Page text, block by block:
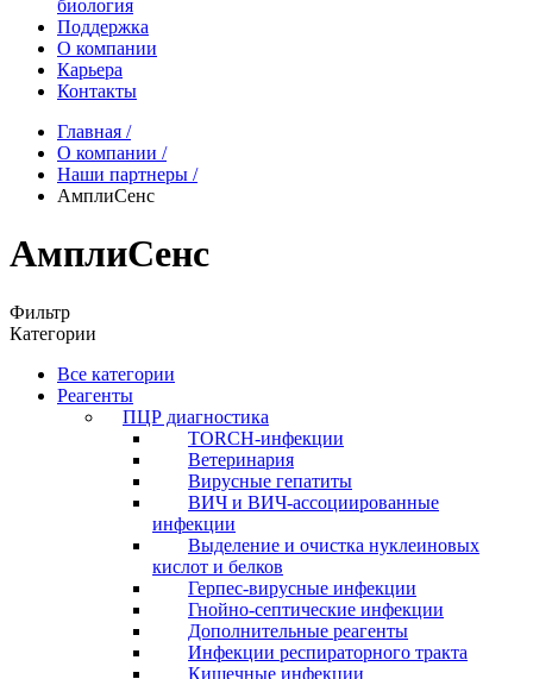
биология
Поддержка
О компании
Карьера
Контакты
Главная /
О компании /
Наши партнеры /
АмплиСенс
АмплиСенс
Фильтр
Категории
Все категории
Реагенты
ПЦР диагностика
TORCH-инфекции
Ветеринария
Вирусные гепатиты
ВИЧ и ВИЧ-ассоциированные
инфекции
Выделение и очистка нуклеиновых
кислот и белков
Герпес-вирусные инфекции
Гнойно-септические инфекции
Дополнительные реагенты
Инфекции респираторного тракта
Кишечные инфекции